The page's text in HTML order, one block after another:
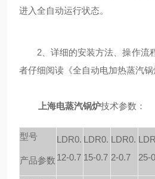
进入全自动运行状态。
2、详细的安装方法、操作流
者仔细阅读《全自动电加热蒸汽锅
上海电蒸汽锅炉技术参数：
型号
产品参数
LDR0.
12-0.7
LDR0.
15-0.7
LDR0.
2-0.7
25-